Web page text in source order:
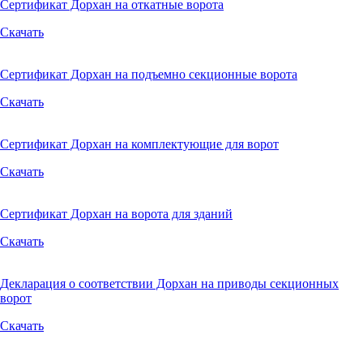
Сертификат Дорхан на откатные ворота
Скачать
Сертификат Дорхан на подъемно секционные ворота
Скачать
Сертификат Дорхан на комплектующие для ворот
Скачать
Сертификат Дорхан на ворота для зданий
Скачать
Декларация о соответствии Дорхан на приводы секционных
ворот
Скачать